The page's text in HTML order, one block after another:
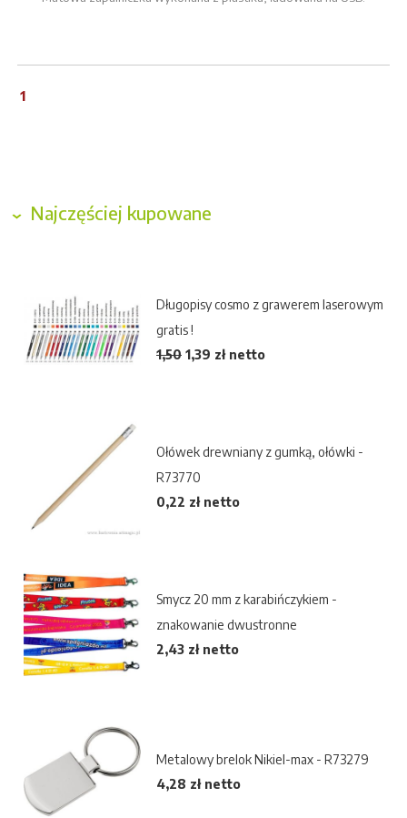
1
Najczęściej kupowane
Długopisy cosmo z grawerem laserowym
gratis !
1,50 1,39 zł netto
Ołówek drewniany z gumką, ołówki -
R73770
0,22 zł netto
Smycz 20 mm z karabińczykiem -
znakowanie dwustronne
2,43 zł netto
Metalowy brelok Nikiel-max - R73279
4,28 zł netto